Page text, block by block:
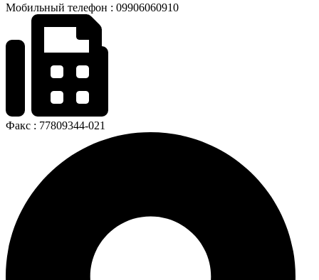
Мобильный телефон : 09906060910
Факс : 77809344-021